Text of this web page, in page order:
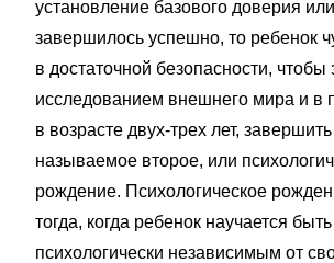
установление базового доверия
завершилось успешно, то ребенок
в достаточной безопасности, чтобы
исследованием внешнего мира и в
в возрасте двух-трех лет,
называемое второе, или
рождение. Психологическое
тогда, когда ребенок научается быть
психологически независимым от